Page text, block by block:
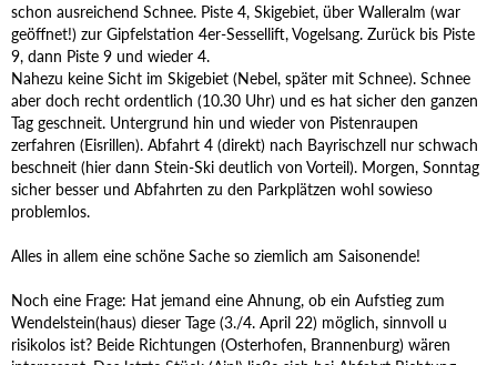
schon ausreichend Schnee. Piste 4, Skigebiet, über Walleralm (war
geöffnet!) zur Gipfelstation 4er-Sessellift, Vogelsang. Zurück bis Piste
9, dann Piste 9 und wieder 4.
Nahezu keine Sicht im Skigebiet (Nebel, später mit Schnee). Schnee
aber doch recht ordentlich (10.30 Uhr) und es hat sicher den ganzen
Tag geschneit. Untergrund hin und wieder von Pistenraupen
zerfahren (Eisrillen). Abfahrt 4 (direkt) nach Bayrischzell nur schwach
beschneit (hier dann Stein-Ski deutlich von Vorteil). Morgen, Sonntag
sicher besser und Abfahrten zu den Parkplätzen wohl sowieso
problemlos.
Alles in allem eine schöne Sache so ziemlich am Saisonende!
Noch eine Frage: Hat jemand eine Ahnung, ob ein Aufstieg zum
Wendelstein(haus) dieser Tage (3./4. April 22) möglich, sinnvoll u
risikolos ist? Beide Richtungen (Osterhofen, Brannenburg) wären